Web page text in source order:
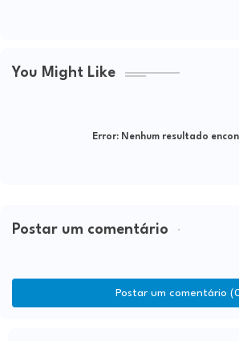
You Might Like
Error: Nenhum resultado
Postar um comentário
Postar um comentário